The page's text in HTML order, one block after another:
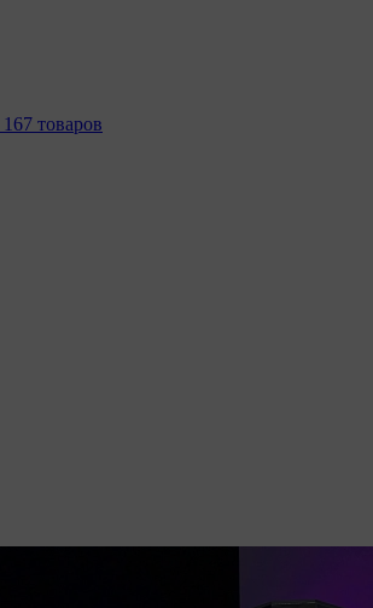
167 товаров